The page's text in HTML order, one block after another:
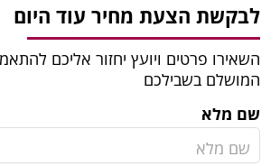
לבקשת הצעת מחיר עוד היום
השאירו פרטים ויועץ יחזור אליכם
המושלם בשבילכם
שם מלא